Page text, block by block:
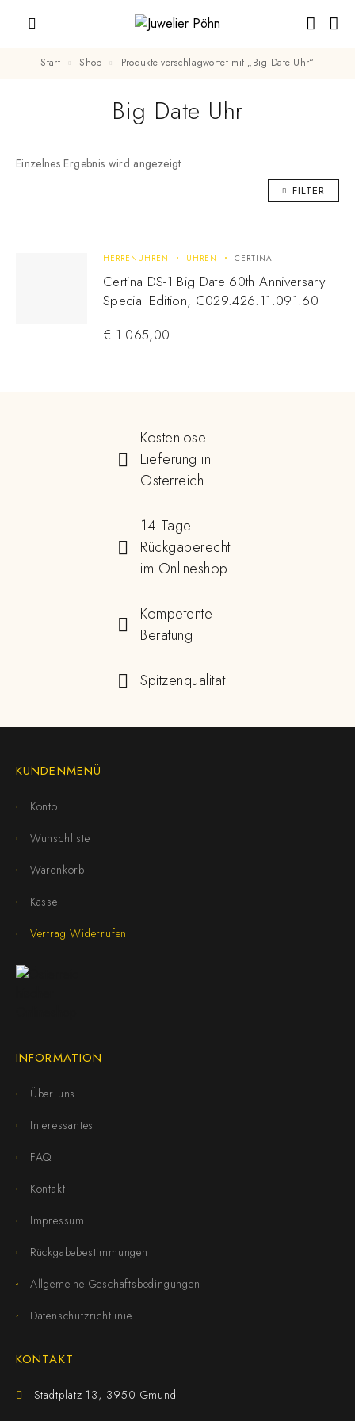
Start Shop Produkte verschlagwortet mit „Big Date Uhr“
Big Date Uhr
Einzelnes Ergebnis wird angezeigt
FILTER
HERRENUHREN UHREN CERTINA
Certina DS-1 Big Date 60th Anniversary
Special Edition, C029.426.11.091.60
€ 1.065,00
Kostenlose
Lieferung in
Österreich
14 Tage
Rückgaberecht
im Onlineshop
Kompetente
Beratung
Spitzenqualität
KUNDENMENÜ
Konto
Wunschliste
Warenkorb
Kasse
Vertrag Widerrufen
INFORMATION
Über uns
Interessantes
FAQ
Kontakt
Impressum
Rückgabebestimmungen
Allgemeine Geschäftsbedingungen
Datenschutzrichtlinie
KONTAKT
Stadtplatz 13, 3950 Gmünd